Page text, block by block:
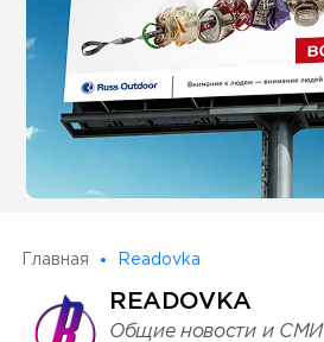
Главная Readovka
READOVKA
Общие новости и СМИ